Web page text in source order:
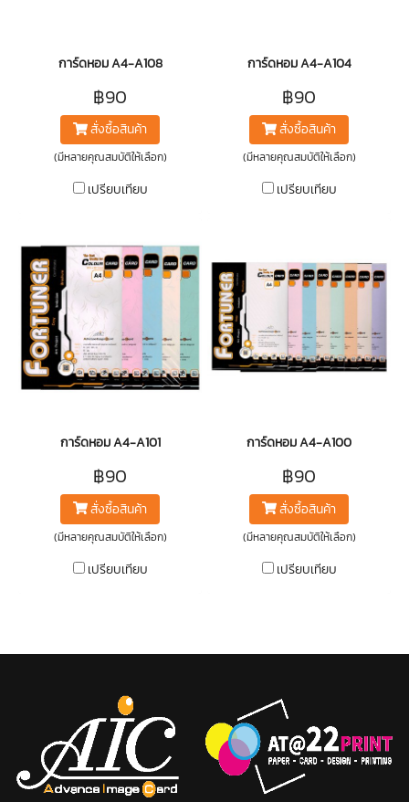
การ์ดหอม A4-A108
฿90
สั่งซื้อสินค้า
(มีหลายคุณสมบัติให้เลือก)
เปรียบเทียบ
การ์ดหอม A4-A104
฿90
สั่งซื้อสินค้า
(มีหลายคุณสมบัติให้เลือก)
เปรียบเทียบ
การ์ดหอม A4-A101
฿90
สั่งซื้อสินค้า
(มีหลายคุณสมบัติให้เลือก)
เปรียบเทียบ
การ์ดหอม A4-A100
฿90
สั่งซื้อสินค้า
(มีหลายคุณสมบัติให้เลือก)
เปรียบเทียบ